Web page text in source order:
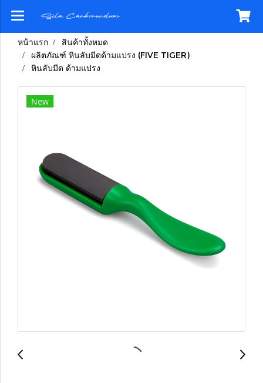
หน้าแรก
สินค้าทั้งหมด
ผลิตภัณฑ์ หินลับมีดด้ามแปรง (FIVE TIGER)
หินลับมีด ด้ามแปรง
New